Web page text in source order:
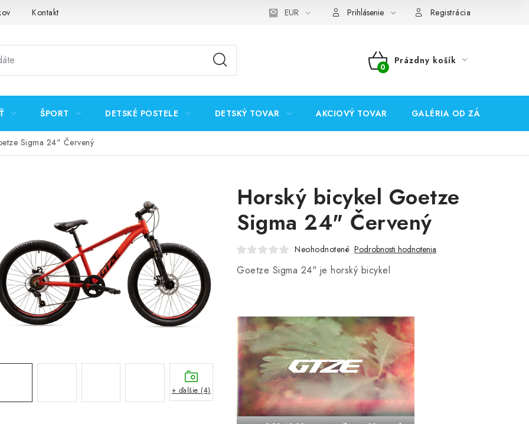
Kontakt EUR Prihlásenie Registrácia
NÁKUPNÝ
Prázdny košík
ŠPORT DETSKÉ POSTELE DETSKÝ TOVAR AKCIOVÝ TOVAR GALÉRIA OD ZÁKAZNÍKOV
Sigma 24" Červený
Horský bicykel Goetze
Sigma 24" Červený
Neohodnotené Podrobnosti hodnotenia
Goetze Sigma 24" je horský bicykel
+ ďalšie (4)